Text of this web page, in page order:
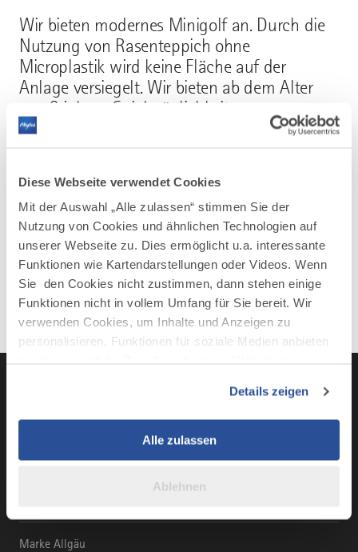
Diese Webseite verwendet Cookies
Mit der Auswahl „Alle zulassen“ stimmen Sie der
Nutzung von Cookies und ähnlichen Technologien auf
unserer Webseite zu. Dies ermöglicht u.a. interessante
Funktionen wie Kartendarstellungen oder Videos. Wenn
Sie den Cookies nicht zustimmen, dann stehen einige
Funktionen nicht in vollem Umfang für Sie bereit. Wir
verwenden Cookies, um Inhalte und Anzeigen zu
personalisieren, Funktionen für soziale Medien anbieten
Verwendung unserer Website an unsere Partner für
soziale Medien, Werbung und Analysen weiter. Unsere
Partner führen diese Informationen möglicherweise mit
weiteren Daten zusammen, die Sie ihnen bereitgestellt
Details zeigen
Alle zulassen
Ablehnen
Wir bieten modernes Minigolf an. Durch die
Nutzung von Rasenteppich ohne
Microplastik wird keine Fläche auf der
Anlage versiegelt. Wir bieten ab dem Alter
von 3 jahren Spielmöglichkeiten an.
Gleichzeitig bieten wir mit unserem Kiosk von
Mehr erfahren
LinkedInYouTube
Marke Allgäu